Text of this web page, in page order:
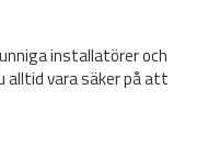
installatörer och
alltid vara säker på att